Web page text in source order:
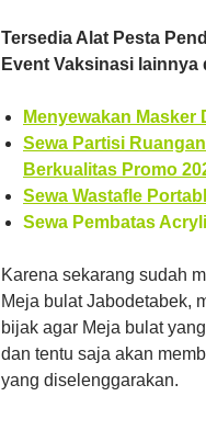
Tersedia Alat Pesta
Event Vaksinasi lainnya
Menyewakan
Sewa Partisi
Berkualitas Promo
Sewa Wastafle
Sewa Pembatas
Karena sekarang sudah
Meja bulat Jabodetabek,
bijak agar Meja bulat
dan tentu saja akan
yang diselenggarakan.